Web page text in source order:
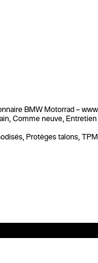
BMW Motorrad –
Comme neuve, Entretien
Protèges talons,